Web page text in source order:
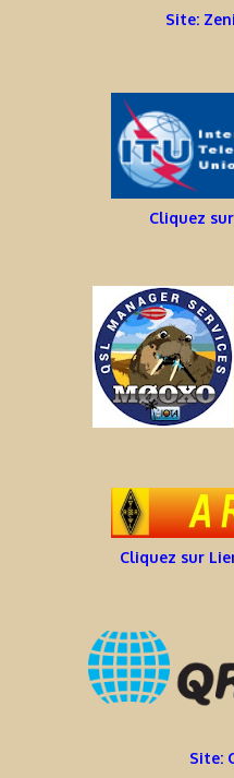
Site:
Cliquez
Cliquez sur
Site: